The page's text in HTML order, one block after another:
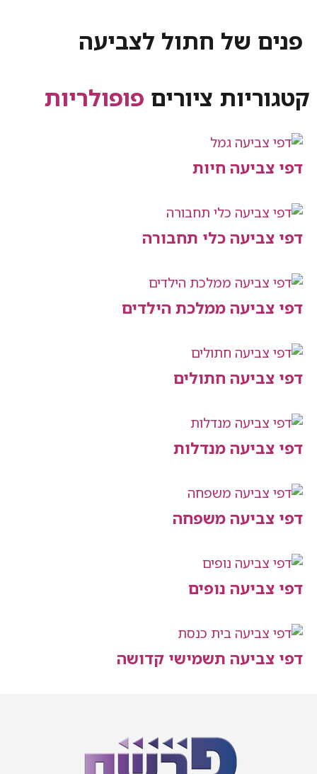
של חתול לצביעה
ציוריםפופולריות
חיות
כלי תחבורה
ממלכת הילדים
חתולים
מנדלות
משפחה
נופים
תשמישי קדושה